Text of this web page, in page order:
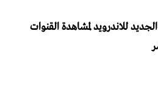
تحميل تطبيق extra tv الجديد للاندرويد لمشاهدة القنوات